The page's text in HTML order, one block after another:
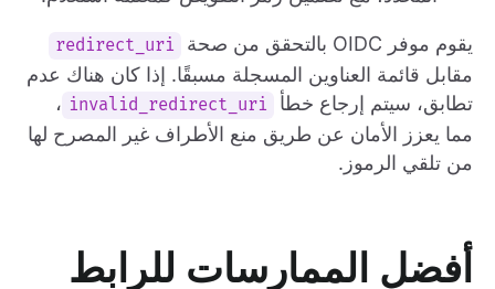
يقوم موفر OIDC بالتحقق من صحة redirect_uri
مقابل قائمة العناوين المسجلة مسبقًا. إذا كان هناك عدم
تطابق، سيتم إرجاع خطأ
invalid_redirect_uri ،
مما يعزز الأمان عن طريق منع الأطراف غير المصرح لها
من تلقي الرموز.
أفضل الممارسات للرابط